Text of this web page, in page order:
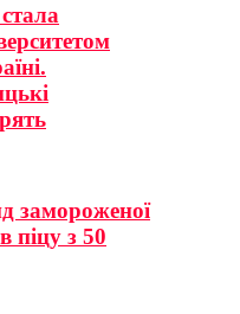
замороженої
піцу з 50